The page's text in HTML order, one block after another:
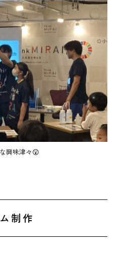
興味津々😲
制作